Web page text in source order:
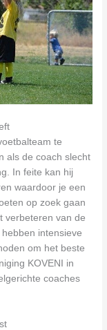
te
als de coach slecht
In feite kan hij
waardoor je een
op zoek gaan
verbeteren van de
intensieve
om het beste
KOVENI in
coaches